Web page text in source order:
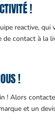
!
reactive, qui
de contact à la
!
! Alors
et un